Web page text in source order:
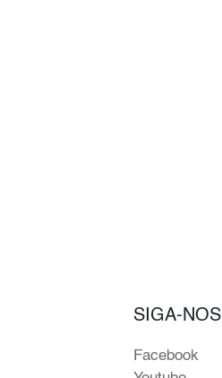
SIGA-NOS
Facebook